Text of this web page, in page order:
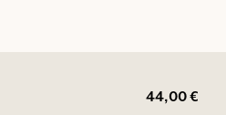
44,00 €